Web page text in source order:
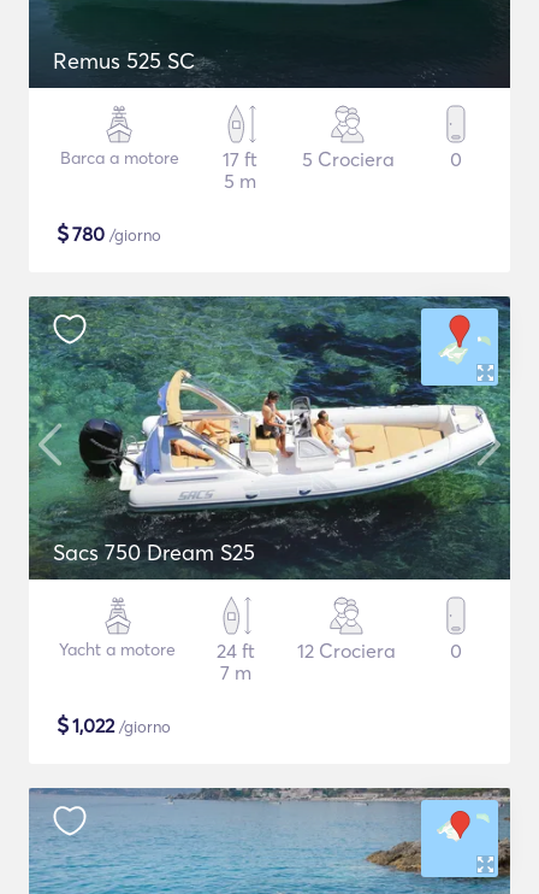
Remus 525 SC
Barca a motore
17 ft
5 m
5 Crociera 0
$780 /giorno
Sacs 750 Dream S25
Yacht a motore
24 ft
7 m
12 Crociera 0
$1,022/giorno